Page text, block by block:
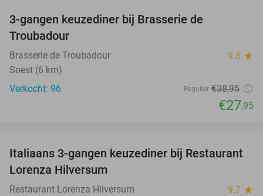
3-gangen keuzediner bij Brasserie de
Troubadour
Brasserie de Troubadour 9.8 star
Soest (6 km)
Verkocht: 96
Regulier €38,95
€27,95
33%
Italiaans 3-gangen keuzediner bij Restaurant
Lorenza Hilversum
Restaurant Lorenza Hilversum 9.7 star